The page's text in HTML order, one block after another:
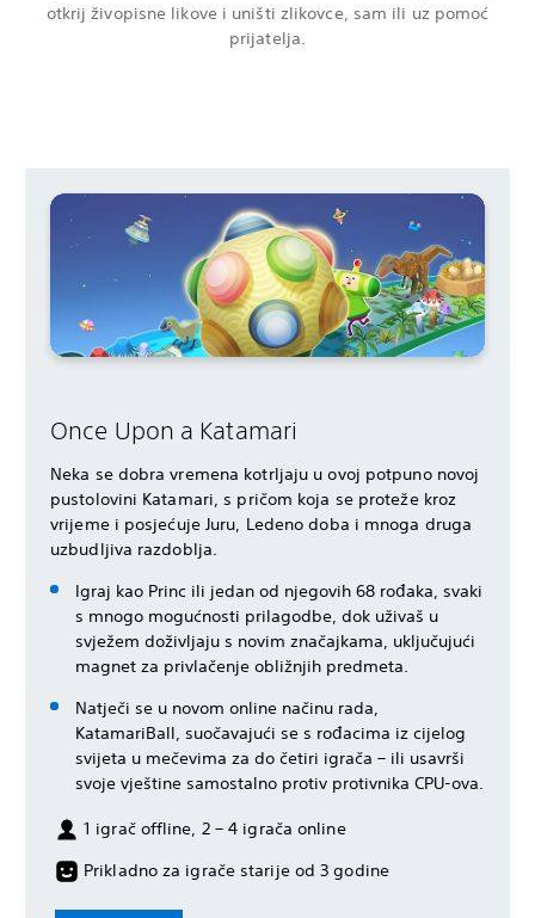
otkrij živopisne likove i uništi zlikovce, sam ili uz pomoć
prijatelja.
Once Upon a Katamari
Neka se dobra vremena kotrljaju u ovoj potpuno novoj
pustolovini Katamari, s pričom koja se proteže kroz
vrijeme i posjećuje Juru, Ledeno doba i mnoga druga
uzbudljiva razdoblja.
Igraj kao Princ ili jedan od njegovih 68 rođaka, svaki
s mnogo mogućnosti prilagodbe, dok uživaš u
svježem doživljaju s novim značajkama, uključujući
magnet za privlačenje obližnjih predmeta.
Natječi se u novom online načinu rada,
KatamariBall, suočavajući se s rođacima iz cijelog
svijeta u mečevima za do četiri igrača – ili usavrši
svoje vještine samostalno protiv protivnika CPU-ova.
1 igrač offline, 2 – 4 igrača online
Prikladno za igrače starije od 3 godine